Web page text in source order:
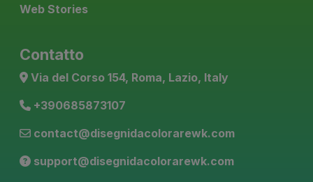
Web Stories
Contatto
Via del Corso 154, Roma, Lazio, Italy
+390685873107
contact@disegnidacolorarewk.com
support@disegnidacolorarewk.com